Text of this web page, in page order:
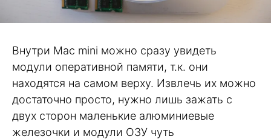
Внутри Mac mini можно сразу увидеть
модули оперативной памяти, т.к. они
находятся на самом верху. Извлечь их можно
достаточно просто, нужно лишь зажать с
двух сторон маленькие алюминиевые
железочки и модули ОЗУ чуть